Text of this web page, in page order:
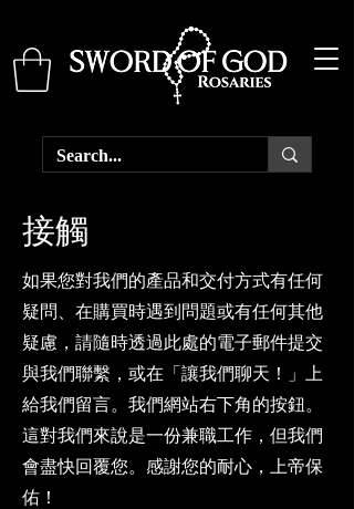
接觸
如果您對我們的產品和交付方式有任何
疑問、在購買時遇到問題或有任何其他
疑慮，請隨時透過此處的電子郵件提交
與我們聯繫，或在「讓我們聊天！」上
給我們留言。我們網站右下角的按鈕。
這對我們來說是一份兼職工作，但我們
會盡快回覆您。感謝您的耐心，上帝保
佑！